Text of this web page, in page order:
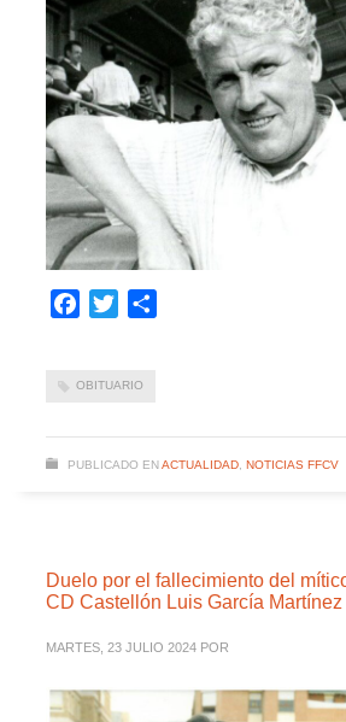
Facebook
Twitter
OBITUARIO
PUBLICADO EN ACTUALIDAD, NOTICIAS FFCV
Duelo por el fallecimiento del
CD Castellón Luis García Martínez
MARTES, 23 JULIO 2024 POR